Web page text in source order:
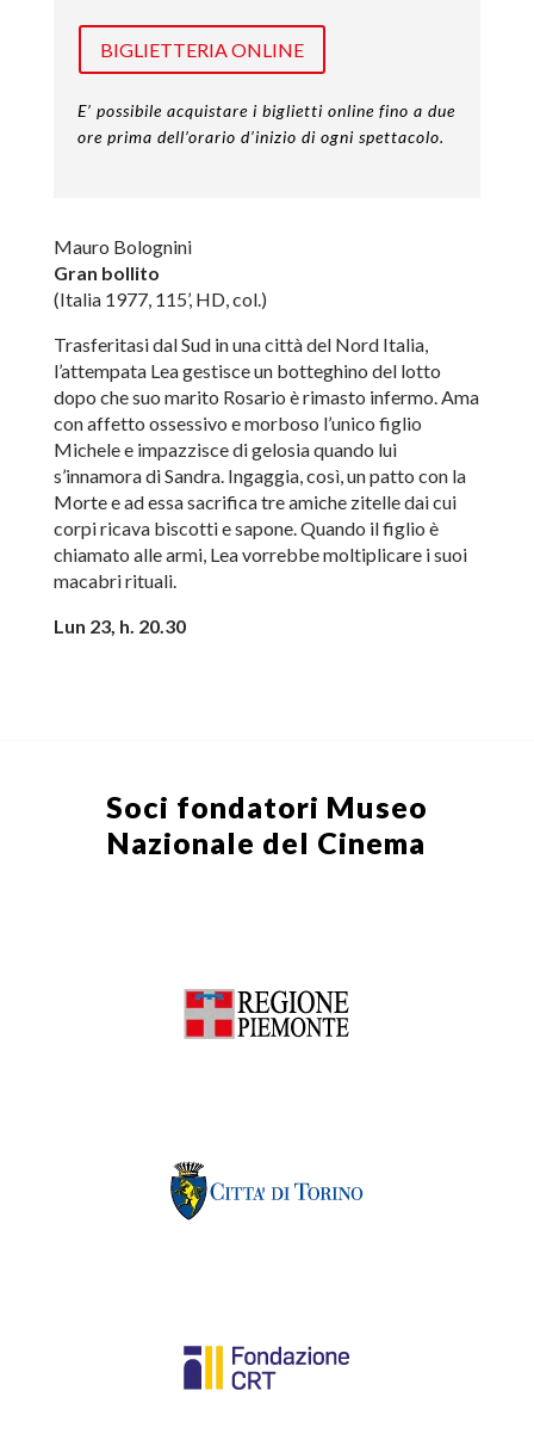
BIGLIETTERIA ONLINE
E’ possibile acquistare i biglietti online fino a due
ore prima dell’orario d’inizio di ogni spettacolo.
Mauro Bolognini
Gran bollito
(Italia 1977, 115’, HD, col.)
Trasferitasi dal Sud in una città del Nord Italia,
l’attempata Lea gestisce un botteghino del lotto
dopo che suo marito Rosario è rimasto infermo. Ama
con affetto ossessivo e morboso l’unico figlio
Michele e impazzisce di gelosia quando lui
s’innamora di Sandra. Ingaggia, così, un patto con la
Morte e ad essa sacrifica tre amiche zitelle dai cui
corpi ricava biscotti e sapone. Quando il figlio è
chiamato alle armi, Lea vorrebbe moltiplicare i suoi
macabri rituali.
Lun 23, h. 20.30
Soci fondatori Museo
Nazionale del Cinema